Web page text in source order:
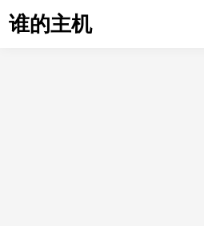
to谁的主机